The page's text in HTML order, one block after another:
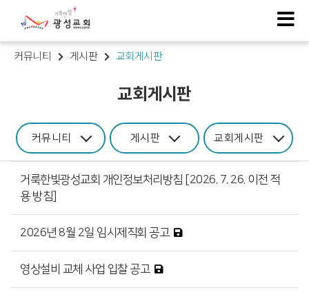
커뮤니티 게시판 교회게시판
교회게시판
커뮤니티 게시판 교회게시판
거룩한빛광성교회 개인정보처리방침 [2026. 7. 26. 이전 적
용 방침]
2026년 8월 2일 임시제직회 공고
영상설비 교체 사업 입찰 공고